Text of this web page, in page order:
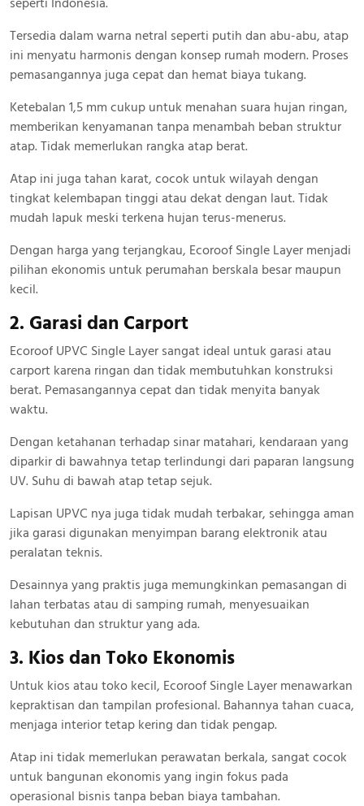
Tersedia dalam warna netral seperti putih dan abu-abu, atap
ini menyatu harmonis dengan konsep rumah modern. Proses
pemasangannya juga cepat dan hemat biaya tukang.
Ketebalan 1,5 mm cukup untuk menahan suara hujan ringan,
memberikan kenyamanan tanpa menambah beban struktur
atap. Tidak memerlukan rangka atap berat.
Atap ini juga tahan karat, cocok untuk wilayah dengan
tingkat kelembapan tinggi atau dekat dengan laut. Tidak
mudah lapuk meski terkena hujan terus-menerus.
Dengan harga yang terjangkau, Ecoroof Single Layer menjadi
pilihan ekonomis untuk perumahan berskala besar maupun
kecil.
2. Garasi dan Carport
Ecoroof UPVC Single Layer sangat ideal untuk garasi atau
carport karena ringan dan tidak membutuhkan konstruksi
berat. Pemasangannya cepat dan tidak menyita banyak
waktu.
Dengan ketahanan terhadap sinar matahari, kendaraan yang
diparkir di bawahnya tetap terlindungi dari paparan langsung
UV. Suhu di bawah atap tetap sejuk.
Lapisan UPVC nya juga tidak mudah terbakar, sehingga aman
jika garasi digunakan menyimpan barang elektronik atau
peralatan teknis.
Desainnya yang praktis juga memungkinkan pemasangan di
lahan terbatas atau di samping rumah, menyesuaikan
kebutuhan dan struktur yang ada.
3. Kios dan Toko Ekonomis
Untuk kios atau toko kecil, Ecoroof Single Layer menawarkan
kepraktisan dan tampilan profesional. Bahannya tahan cuaca,
menjaga interior tetap kering dan tidak pengap.
Atap ini tidak memerlukan perawatan berkala, sangat cocok
untuk bangunan ekonomis yang ingin fokus pada
operasional bisnis tanpa beban biaya tambahan.